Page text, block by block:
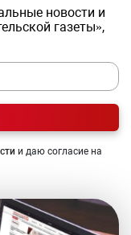
новости и
газеты»,
и даю согласие на